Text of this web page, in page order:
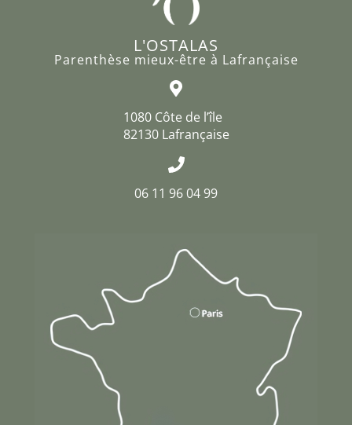
L'OSTALAS
Parenthèse mieux-être à Lafrançaise
1080 Côte de l’île
82130 Lafrançaise
06 11 96 04 99